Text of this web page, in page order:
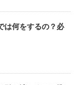
は何をするの？必